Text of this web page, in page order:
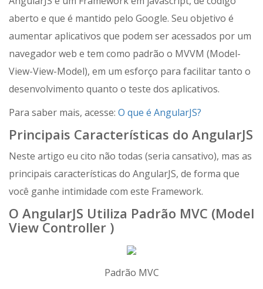
aberto e que é mantido pelo Google. Seu objetivo é
aumentar aplicativos que podem ser acessados por um
navegador web e tem como padrão o MVVM (Model-
View-View-Model), em um esforço para facilitar tanto o
desenvolvimento quanto o teste dos aplicativos.
Para saber mais, acesse: O que é AngularJS?
Principais Características do AngularJS
Neste artigo eu cito não todas (seria cansativo), mas as
principais características do AngularJS, de forma que
você ganhe intimidade com este Framework.
O AngularJS Utiliza Padrão MVC (Model
View Controller )
Padrão MVC